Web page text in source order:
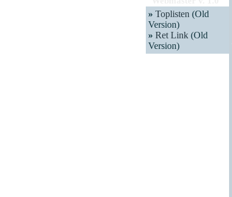
» Toplisten (Old
Version)
» Ret Link (Old
Version)